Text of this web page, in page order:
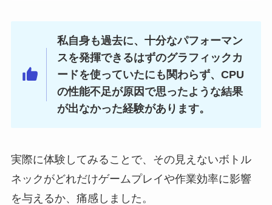
私自身も過去に、十分なパフォーマン
スを発揮できるはずのグラフィックカ
ードを使っていたにも関わらず、CPU
の性能不足が原因で思ったような結果
が出なかった経験があります。
実際に体験してみることで、その見えないボトル
ネックがどれだけゲームプレイや作業効率に影響
を与えるか、痛感しました。